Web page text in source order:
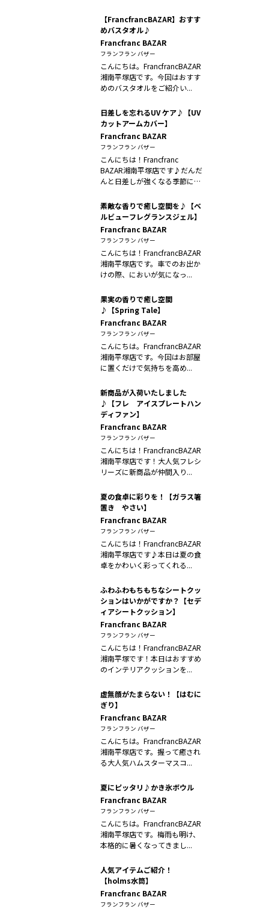
【FrancfrancBAZAR】おすす
めバスタオル♪
Francfranc BAZAR
フランフラン バザー
こんにちは。FrancfrancBAZAR
湘南平塚店です。今回はおすす
めのバスタオルをご紹介い...
日差しを忘れるUV ケア♪【UV
カットアームカバー】
Francfranc BAZAR
フランフラン バザー
こんにちは！Francfranc
BAZAR湘南平塚店です♪だんだ
んと日差しが強くなる季節に
素敵な香りで癒し空間を♪【ベ
ルビューフレグランスジェル】
Francfranc BAZAR
フランフラン バザー
こんにちは！FrancfrancBAZAR
湘南平塚店です。車でのお出か
けの際、においが気になっ...
果実の香りで癒し空間
♪【Spring Tale】
Francfranc BAZAR
フランフラン バザー
こんにちは。FrancfrancBAZAR
湘南平塚店です。今回はお部屋
に置くだけで気持ちを高め...
新商品が入荷いたしました
♪【フレ アイスプレートハン
ディファン】
Francfranc BAZAR
フランフラン バザー
こんにちは！FrancfrancBAZAR
湘南平塚店です！大人気フレシ
リーズに新商品が仲間入り...
夏の食卓に彩りを！【ガラス箸
置き やさい】
Francfranc BAZAR
フランフラン バザー
こんにちは！FrancfrancBAZAR
湘南平塚店です♪本日は夏の食
卓をかわいく彩ってくれる...
ふわふわもちもちなシートクッ
ションはいかがですか？【セデ
ィアシートクッション】
Francfranc BAZAR
フランフラン バザー
こんにちは！FrancfrancBAZAR
湘南平塚です！本日はおすすめ
のインテリアクッションを...
虚無顔がたまらない！【はむに
ぎり】
Francfranc BAZAR
フランフラン バザー
こんにちは。FrancfrancBAZAR
湘南平塚店です。握って癒され
る大人気ハムスターマスコ...
夏にピッタリ♪かき氷ボウル
Francfranc BAZAR
フランフラン バザー
こんにちは。FrancfrancBAZAR
湘南平塚店です。梅雨も明け、
本格的に暑くなってきまし...
人気アイテムご紹介！
【holms水筒】
Francfranc BAZAR
フランフラン バザー